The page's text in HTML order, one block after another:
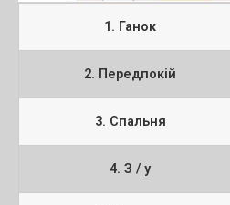
1. Ганок
2. Передпокій
3. Спальня
4. З / у